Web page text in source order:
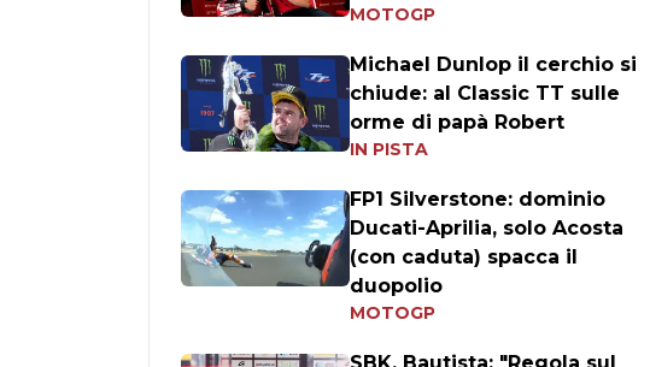
MOTOGP
Michael Dunlop il cerchio si
chiude: al Classic TT sulle
orme di papà Robert
IN PISTA
FP1 Silverstone: dominio
Ducati-Aprilia, solo Acosta
(con caduta) spacca il
duopolio
MOTOGP